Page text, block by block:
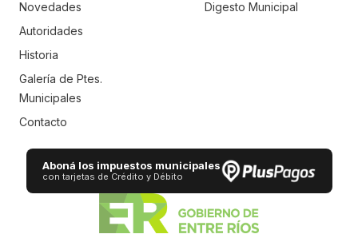
Novedades
Autoridades
Historia
Galería de Ptes.
Municipales
Contacto
Digesto Municipal
Aboná los impuestos municipales
con tarjetas de Crédito y Débito